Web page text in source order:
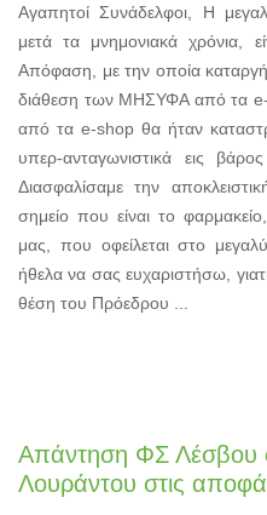
Αγαπητοί Συνάδελφοι, Η
μετά τα μνημονιακά χρόνια,
Απόφαση, με την οποία
διάθεση των ΜΗΣΥΦΑ από τα
από τα e-shop θα ήταν
υπερ-ανταγωνιστικά εις
Διασφαλίσαμε την
σημείο που είναι το
μας, που οφείλεται στο
ήθελα να σας ευχαριστήσω,
θέση του Πρόεδρου ...
Απάντηση ΦΣ Λέσβου
Λουράντου στις